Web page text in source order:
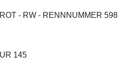
- RW - RENNNUMMER 598
145